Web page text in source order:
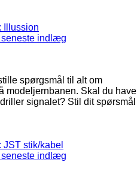
Illussion
seneste indlæg
spørgsmål til alt om
modeljernbanen. Skal du have
signalet? Stil dit spørsmål
JST stik/kabel
seneste indlæg